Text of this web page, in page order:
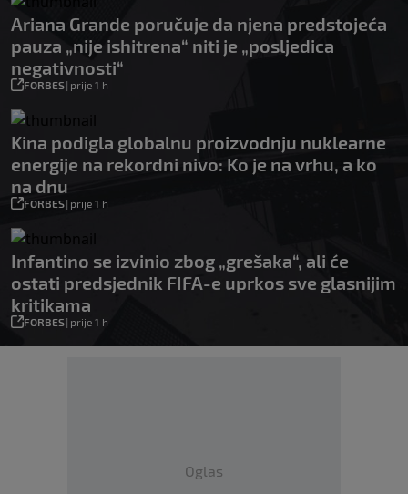
Ariana Grande poručuje da njena predstojeća
pauza „nije ishitrena“ niti je „posljedica
negativnosti“
FORBES| prije 1 h
Kina podigla globalnu proizvodnju nuklearne
energije na rekordni nivo: Ko je na vrhu, a ko
na dnu
FORBES| prije 1 h
Infantino se izvinio zbog „grešaka“, ali će
ostati predsjednik FIFA-e uprkos sve glasnijim
kritikama
FORBES| prije 1 h
Oglas